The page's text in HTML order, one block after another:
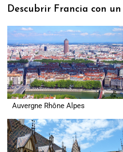
Descubrir Francia con
Auvergne Rhône Alpes